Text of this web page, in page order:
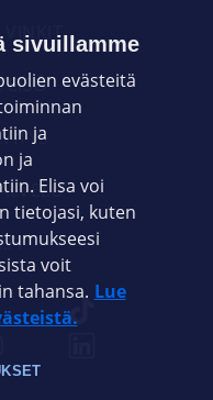
VINKIT
sivuillamme
evästeitä
ja
ja
Elisa voi
tietojasi, kuten
voit
tahansa. Lue